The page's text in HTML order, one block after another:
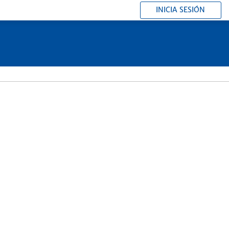
INICIA SESIÓN